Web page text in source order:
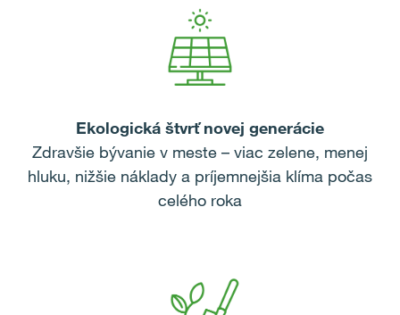
Ekologická štvrť novej generácie
Zdravšie bývanie v meste – viac zelene, menej
hluku, nižšie náklady a príjemnejšia klíma počas
celého roka